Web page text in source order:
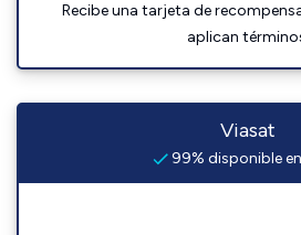
Recibe una tarjeta de
aplican
Viasat
99% disponible